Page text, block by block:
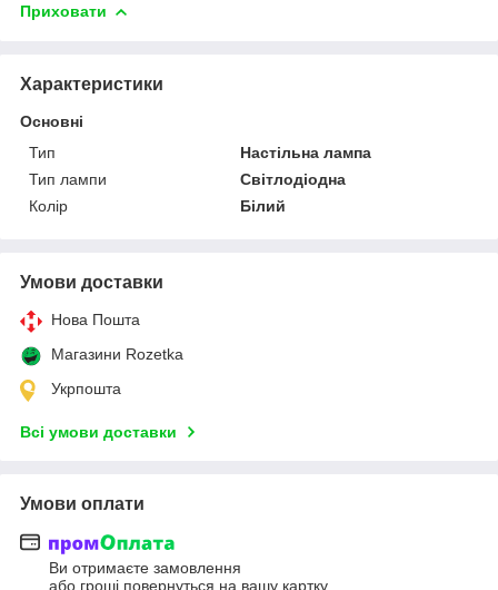
Приховати
Характеристики
Основні
Тип
Настільна лампа
Тип лампи
Світлодіодна
Колір
Білий
Умови доставки
Нова Пошта
Магазини Rozetka
Укрпошта
Всі умови доставки
Умови оплати
Ви отримаєте замовлення
або гроші повернуться на вашу картку